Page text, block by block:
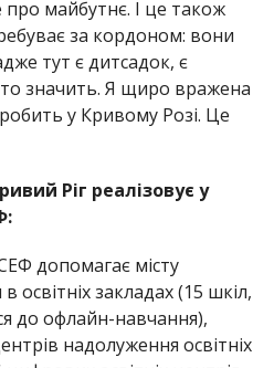
майбутнє. І це також
за кордоном: вони
тут є дитсадок, є
значить. Я щиро вражена
у Кривому Розі. Це
Ріг реалізовує у
допомагає місту
освітніх закладах (15 шкіл,
до офлайн-навчання),
надолуження освітніх